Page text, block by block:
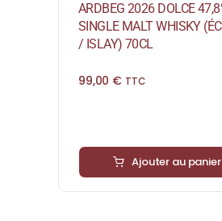
ARDBEG 2026 DOLCE
SINGLE MALT WHISKY
/ ISLAY) 70CL
99,00 € TTC
Ajouter au panier